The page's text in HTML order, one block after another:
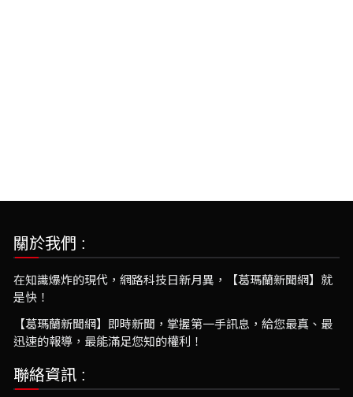
關於我們 :
在知識爆炸的現代，網路科技日新月異，【葛瑪蘭新聞網】就
是快！
【葛瑪蘭新聞網】即時新聞，掌握第一手訊息，給您最真、最
迅速的報導，最能滿足您知的權利！
聯絡資訊 :